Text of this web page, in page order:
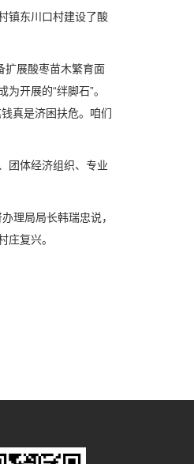
镇东川口村建设了酸
展酸枣苗木繁育面
开展的“绊脚石”。
真是济困扶危。咱们
团体经济组织、专业
理局局长韩瑞忠说，
复兴。